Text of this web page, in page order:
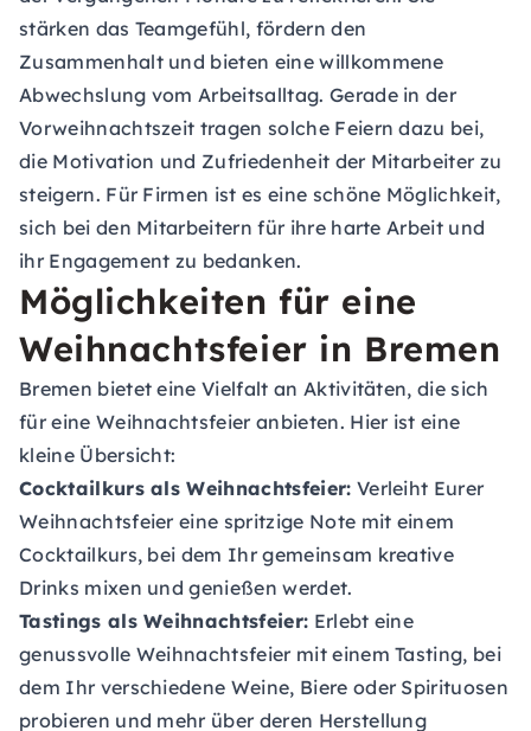
stärken das Teamgefühl, fördern den
Zusammenhalt und bieten eine willkommene
Abwechslung vom Arbeitsalltag. Gerade in der
Vorweihnachtszeit tragen solche Feiern dazu bei,
die Motivation und Zufriedenheit der Mitarbeiter zu
steigern. Für Firmen ist es eine schöne Möglichkeit,
sich bei den Mitarbeitern für ihre harte Arbeit und
ihr Engagement zu bedanken.
Möglichkeiten für eine
Weihnachtsfeier in Bremen
Bremen bietet eine Vielfalt an Aktivitäten, die sich
für eine Weihnachtsfeier anbieten. Hier ist eine
kleine Übersicht:
Cocktailkurs als Weihnachtsfeier: Verleiht Eurer
Weihnachtsfeier eine spritzige Note mit einem
Cocktailkurs, bei dem Ihr gemeinsam kreative
Drinks mixen und genießen werdet.
Tastings als Weihnachtsfeier: Erlebt eine
genussvolle Weihnachtsfeier mit einem Tasting, bei
dem Ihr verschiedene Weine, Biere oder Spirituosen
probieren und mehr über deren Herstellung